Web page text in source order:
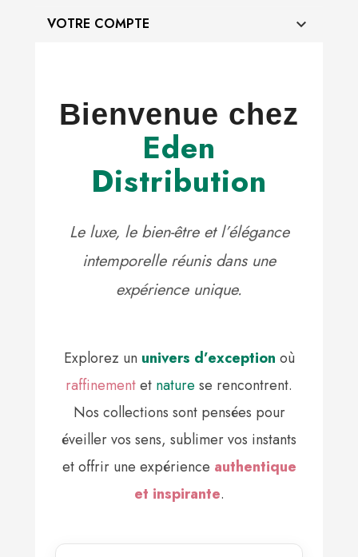
VOTRE COMPTE 
Bienvenue chez
Eden
Distribution
Le luxe, le bien-être et l’élégance
intemporelle réunis dans une
expérience unique.
Explorez un univers d’exception où
raffinementet nature se rencontrent.
Nos collections sont pensées pour
éveiller vos sens, sublimer vos instants
et offrir une expérience authentique
et inspirante.